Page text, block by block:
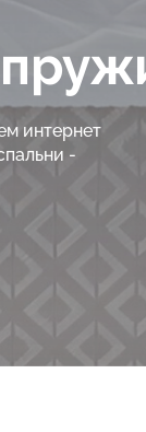
интернет
-